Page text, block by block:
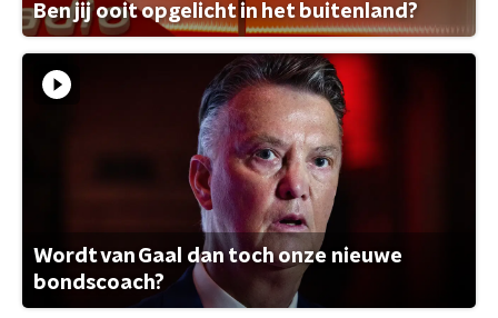
Ben jij ooit opgelicht in het buitenland?
Wordt van Gaal dan toch onze nieuwe
bondscoach?